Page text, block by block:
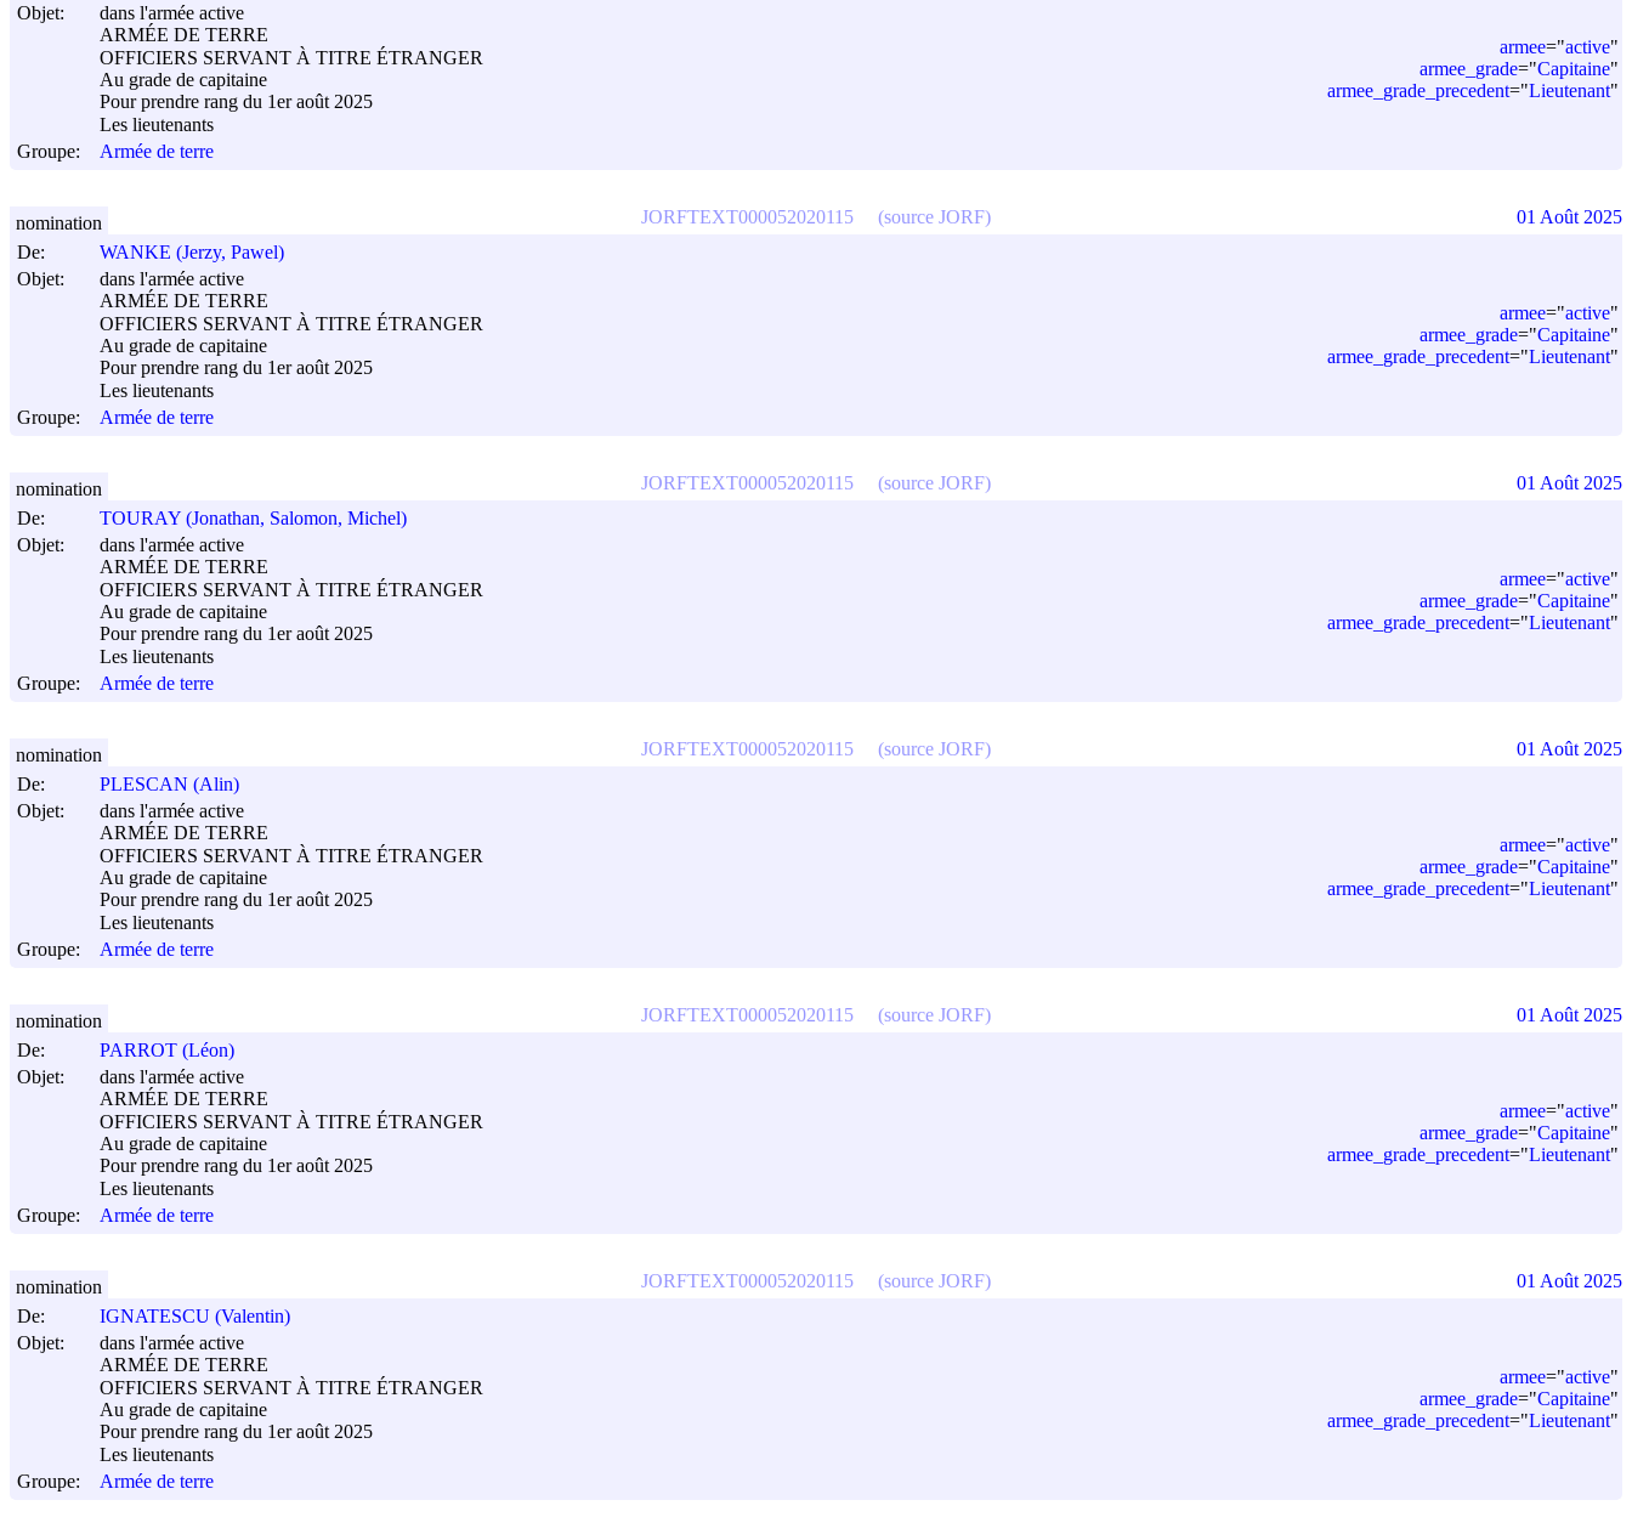
Objet:
dans l'armée active
ARMÉE DE TERRE
OFFICIERS SERVANT À TITRE ÉTRANGER
Au grade de capitaine
Pour prendre rang du 1er août 2025
Les lieutenants
Groupe:
Armée de terre
armee="active"
armee_grade="Capitaine"
armee_grade_precedent="Lieutenant"
De:
WANKE (Jerzy, Pawel)
Objet:
dans l'armée active
ARMÉE DE TERRE
OFFICIERS SERVANT À TITRE ÉTRANGER
Au grade de capitaine
Pour prendre rang du 1er août 2025
Les lieutenants
Groupe:
Armée de terre
armee="active"
armee_grade="Capitaine"
armee_grade_precedent="Lieutenant"
JORFTEXT000052020115 (source JORF)
nomination 01 Août 2025
De:
TOURAY (Jonathan, Salomon, Michel)
Objet:
dans l'armée active
ARMÉE DE TERRE
OFFICIERS SERVANT À TITRE ÉTRANGER
Au grade de capitaine
Pour prendre rang du 1er août 2025
Les lieutenants
Groupe:
Armée de terre
armee="active"
armee_grade="Capitaine"
armee_grade_precedent="Lieutenant"
JORFTEXT000052020115 (source JORF)
nomination 01 Août 2025
De:
PLESCAN (Alin)
Objet:
dans l'armée active
ARMÉE DE TERRE
OFFICIERS SERVANT À TITRE ÉTRANGER
Au grade de capitaine
Pour prendre rang du 1er août 2025
Les lieutenants
Groupe:
Armée de terre
armee="active"
armee_grade="Capitaine"
armee_grade_precedent="Lieutenant"
JORFTEXT000052020115 (source JORF)
nomination 01 Août 2025
De:
PARROT (Léon)
Objet:
dans l'armée active
ARMÉE DE TERRE
OFFICIERS SERVANT À TITRE ÉTRANGER
Au grade de capitaine
Pour prendre rang du 1er août 2025
Les lieutenants
Groupe:
Armée de terre
armee="active"
armee_grade="Capitaine"
armee_grade_precedent="Lieutenant"
JORFTEXT000052020115 (source JORF)
nomination 01 Août 2025
De:
IGNATESCU (Valentin)
Objet:
dans l'armée active
ARMÉE DE TERRE
OFFICIERS SERVANT À TITRE ÉTRANGER
Au grade de capitaine
Pour prendre rang du 1er août 2025
Les lieutenants
Groupe:
Armée de terre
armee="active"
armee_grade="Capitaine"
armee_grade_precedent="Lieutenant"
JORFTEXT000052020115 (source JORF)
nomination 01 Août 2025